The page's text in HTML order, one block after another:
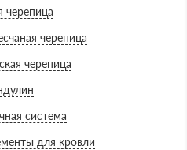
черепица
черепица
черепица
система
для кровли